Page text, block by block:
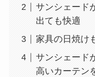
サンシェード
出ても快適
家具の日焼け
サンシェード
高いカーテン